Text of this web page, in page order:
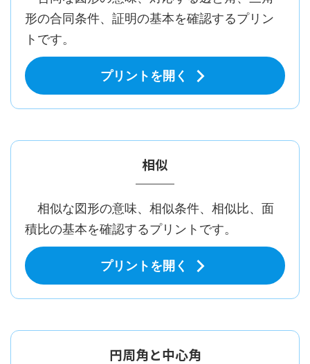
形の合同条件、証明の基本を確認するプリン
トです。
プリントを開く
相似
相似な図形の意味、相似条件、相似比、面
積比の基本を確認するプリントです。
プリントを開く
円周角と中心角